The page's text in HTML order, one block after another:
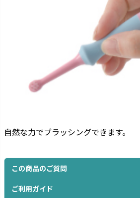
自然な力でブラッシングできます。
この商品のご質問
ご利用ガイド